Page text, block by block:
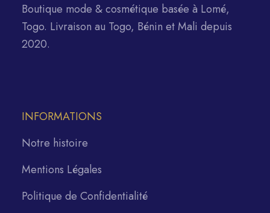
Boutique mode & cosmétique basée à Lomé,
Togo. Livraison au Togo, Bénin et Mali depuis
2020.
INFORMATIONS
Notre histoire
Mentions Légales
Politique de Confidentialité